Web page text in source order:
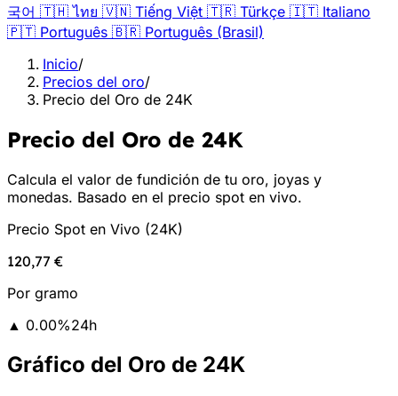
국어 🇹🇭 ไทย 🇻🇳 Tiếng Việt 🇹🇷 Türkçe 🇮🇹 Italiano
🇵🇹 Português 🇧🇷 Português (Brasil)
Inicio/
Precios del oro/
Precio del Oro de 24K
Precio del Oro de 24K
Calcula el valor de fundición de tu oro, joyas y
monedas. Basado en el precio spot en vivo.
Precio Spot en Vivo (24K)
120,77 €
Por gramo
▲ 0.00%24h
Gráfico del Oro de 24K